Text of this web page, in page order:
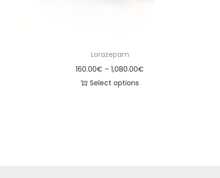
Lorazepam
160.00€ – 1,080.00€
Select options